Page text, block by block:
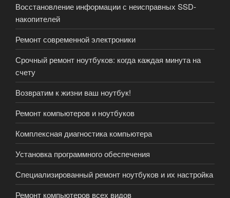
Восстановление информации с неисправных SSD-
накопителей
Ремонт современной электроники
Срочный ремонт ноутбуков: когда каждая минута на
счету
Возвратим к жизни ваш ноутбук!
Ремонт компьютеров и ноутбуков
Комплексная диагностика компьютера
Установка программного обеспечения
Специализированный ремонт ноутбуков и их настройка
Ремонт компьютеров всех видов